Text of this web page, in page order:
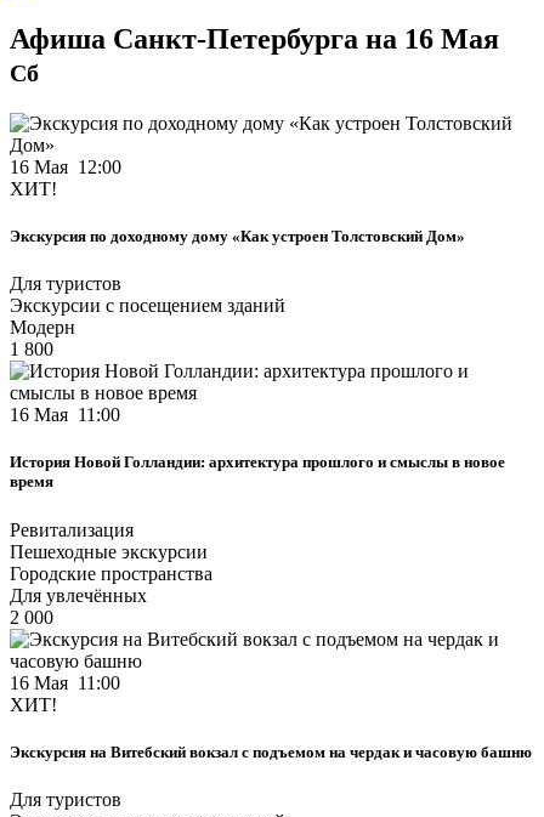
Афиша Санкт-Петербурга на 16 Мая
Сб
16 Мая 12:00
ХИТ!
Экскурсия по доходному дому «Как устроен Толстовский Дом»
Для туристов
Экскурсии с посещением зданий
Модерн
1 800
16 Мая 11:00
История Новой Голландии: архитектура прошлого и смыслы в новое
время
Ревитализация
Пешеходные экскурсии
Городские пространства
Для увлечённых
2 000
16 Мая 11:00
ХИТ!
Экскурсия на Витебский вокзал с подъемом на чердак и часовую башню
Для туристов